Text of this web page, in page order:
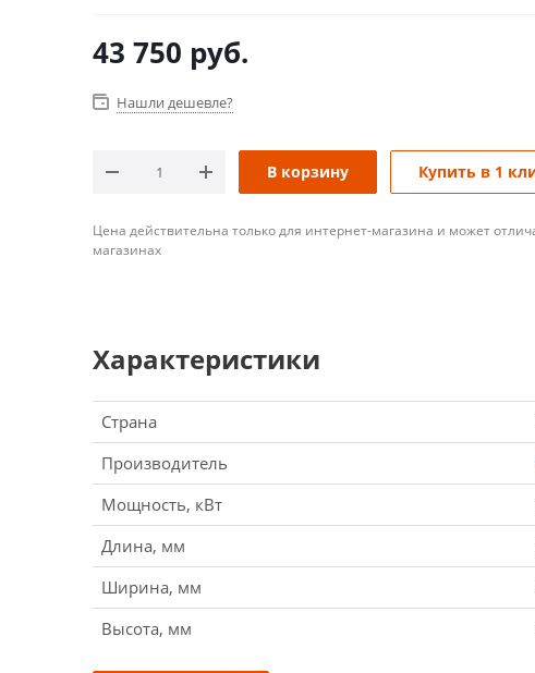
43 750 руб.
Нашли дешевле?
В корзину Купить в 1
Цена действительна только для интернет-магазина и может
магазинах
Характеристики
Страна
Производитель
Мощность, кВт
Длина, мм
Ширина, мм
Высота, мм